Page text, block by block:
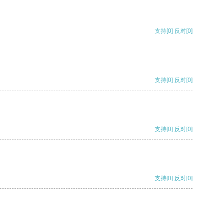
支持[0] 反对[0]
支持[0] 反对[0]
支持[0] 反对[0]
支持[0] 反对[0]